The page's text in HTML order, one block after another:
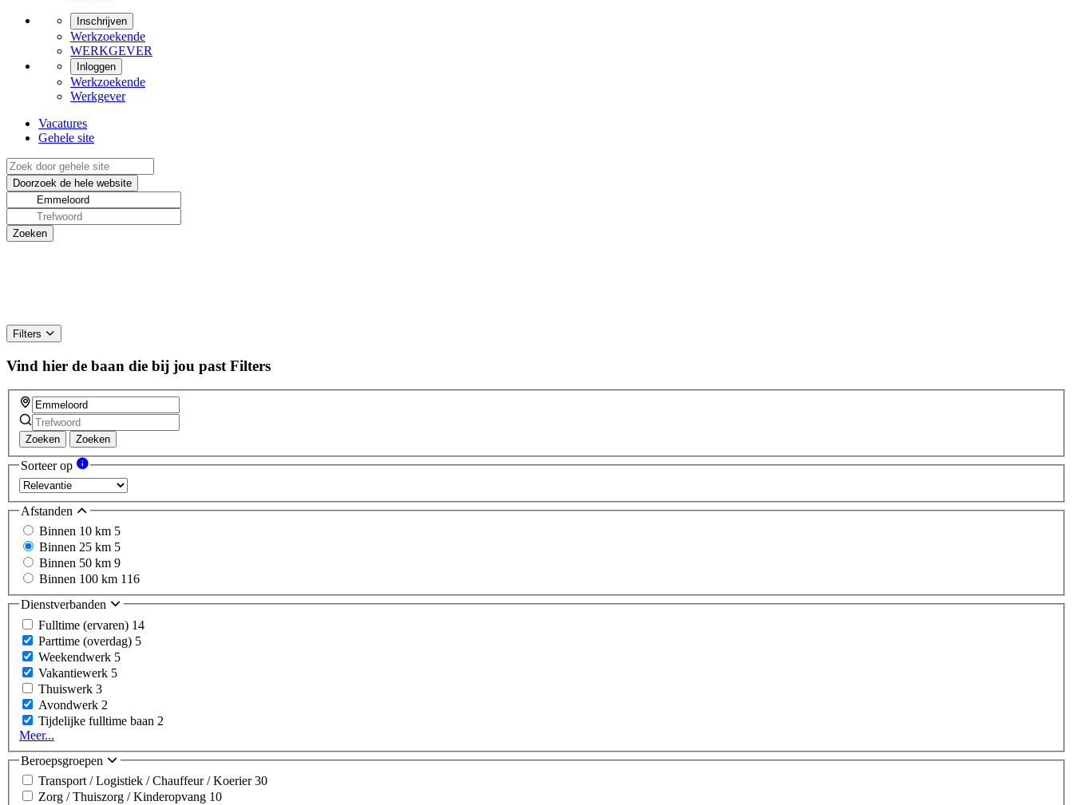
Inschrijven
Werkzoekende
WERKGEVER
Inloggen
Werkzoekende
Werkgever
Vacatures
Gehele site
Filters
Vind hier de baan die bij jou past Filters
Zoeken Zoeken
Sorteer op
Afstanden
Binnen 10 km 5
Binnen 25 km 5
Binnen 50 km 9
Binnen 100 km 116
Dienstverbanden
Fulltime (ervaren) 14
Parttime (overdag) 5
Weekendwerk 5
Vakantiewerk 5
Thuiswerk 3
Avondwerk 2
Tijdelijke fulltime baan 2
Meer...
Beroepsgroepen
Transport / Logistiek / Chauffeur / Koerier30
Zorg / Thuiszorg / Kinderopvang 10